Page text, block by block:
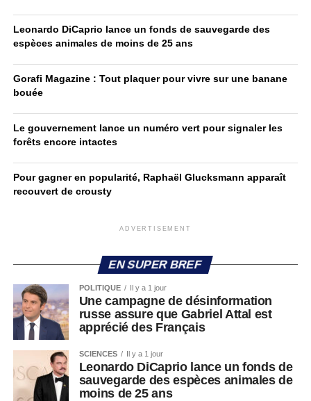
Leonardo DiCaprio lance un fonds de sauvegarde des
espèces animales de moins de 25 ans
Gorafi Magazine : Tout plaquer pour vivre sur une banane
bouée
Le gouvernement lance un numéro vert pour signaler les
forêts encore intactes
Pour gagner en popularité, Raphaël Glucksmann apparaît
recouvert de crousty
ADVERTISEMENT
EN SUPER BREF
POLITIQUE Il y a 1 jour
Une campagne de désinformation
russe assure que Gabriel Attal est
apprécié des Français
SCIENCES Il y a 1 jour
Leonardo DiCaprio lance un fonds de
sauvegarde des espèces animales de
moins de 25 ans